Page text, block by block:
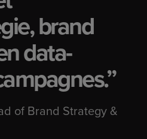
een
couple
performance
voor duurzame
uit je campagnes.
brand
data-
of Brand Strategy &